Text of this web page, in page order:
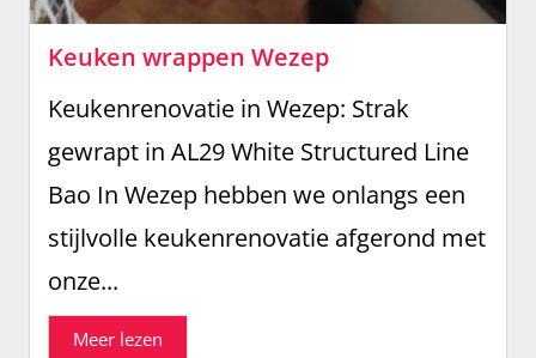
Keuken wrappen Wezep
Keukenrenovatie in Wezep: Strak
gewrapt in AL29 White Structured Line
Bao In Wezep hebben we onlangs een
stijlvolle keukenrenovatie afgerond met
onze...
Meer lezen